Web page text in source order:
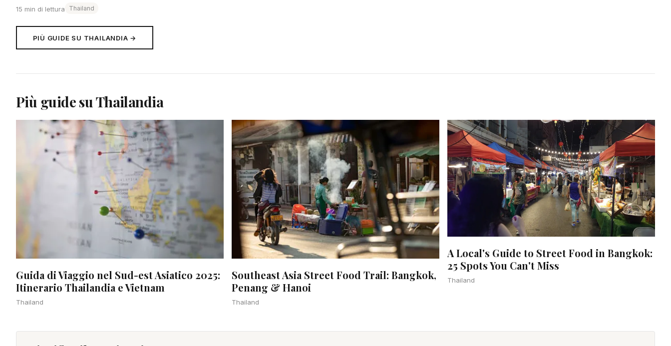
15 min di lettura Thailand
PIÙ GUIDE SU THAILANDIA →
Più guide su Thailandia
Guida di Viaggio nel Sud-est Asiatico 2025:
Itinerario Thailandia e Vietnam
Thailand
Southeast Asia Street Food Trail: Bangkok,
Penang & Hanoi
Thailand
A Local's Guide to Street Food in Bangkok:
25 Spots You Can't Miss
Thailand